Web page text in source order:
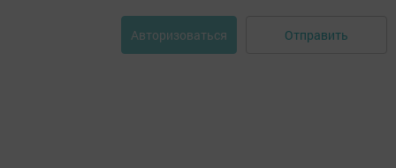
Авторизоваться Отправить